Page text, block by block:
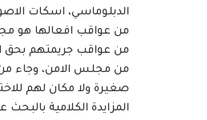
الدبلوماسي، اسكات
من عواقب افعالها هو
من عواقب جريمتهم بحق
من مجلس الامن، وجاء من
صغيرة ولا مكان لهم
‏المزايدة الكلامية